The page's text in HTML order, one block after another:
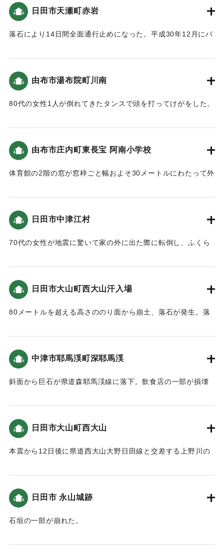
部が落下した。落下したガラスは駅舎の最上部にある吹き抜
けを取り囲む形で設置された12枚のうちの1枚で、縦横はおよ
に人が少なかったこともあり、けが人はいなかった。
日田市天瀬町赤岩
落石により14日間全面通行止めになった。平成30年12月にバ
回避できるようになった。
【出典：国道210号 天瀬改良 平成30年12月15日（土）に開
通します（国土交通省）】
由布市湯布院町川南
80代の女性1人が倒れてきたタンスで頭を打ってけがをした。
｜固有コード:01199115
由布市庄内町東長宝 阿南小学校
体育館の2階の窓が窓枠ごと幅およそ30メートルにわたって外
日田市中津江村
70代の女性が地震に驚いて家の外に出た際に転倒し、ふくら
日田市大山町西大山汗入場
80メートルを超える高さののり面から崩土、落石が発生。落
旧工事が行われ、通行止めから約4か月後の2016年8月26日に
片側交互通行になった。
【出典：熊本地震災害への対応と今後の課題について(道路行
政セミナー2016.11）】
中津市耶馬渓町深耶馬渓
斜面から巨石が県道森耶馬渓線に落下。飲食店の一部が損壊
柵を建て込んで片側交互通行にした後、のり面の安全対策を
行った。2016年9月30日に規制は解除された。
【出典：熊本地震災害への対応と今後の課題について(道路行
政セミナー2016.11）】
日田市大山町西大山
本震から12日後に県道西大山大野日田線と交差する上野川の
た。県による復旧工事が行われ2016年9月16日に片側交互通
行になった。
【出典：熊本地震災害への対応と今後の課題について(道路行
政セミナー2016.11）】
日田市 永山城跡
石垣の一部が崩れた。
｜固有コード:01199106